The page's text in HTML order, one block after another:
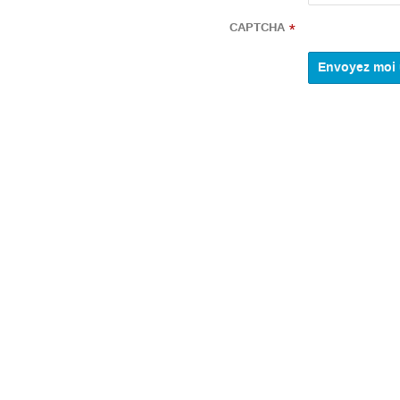
CAPTCHA *